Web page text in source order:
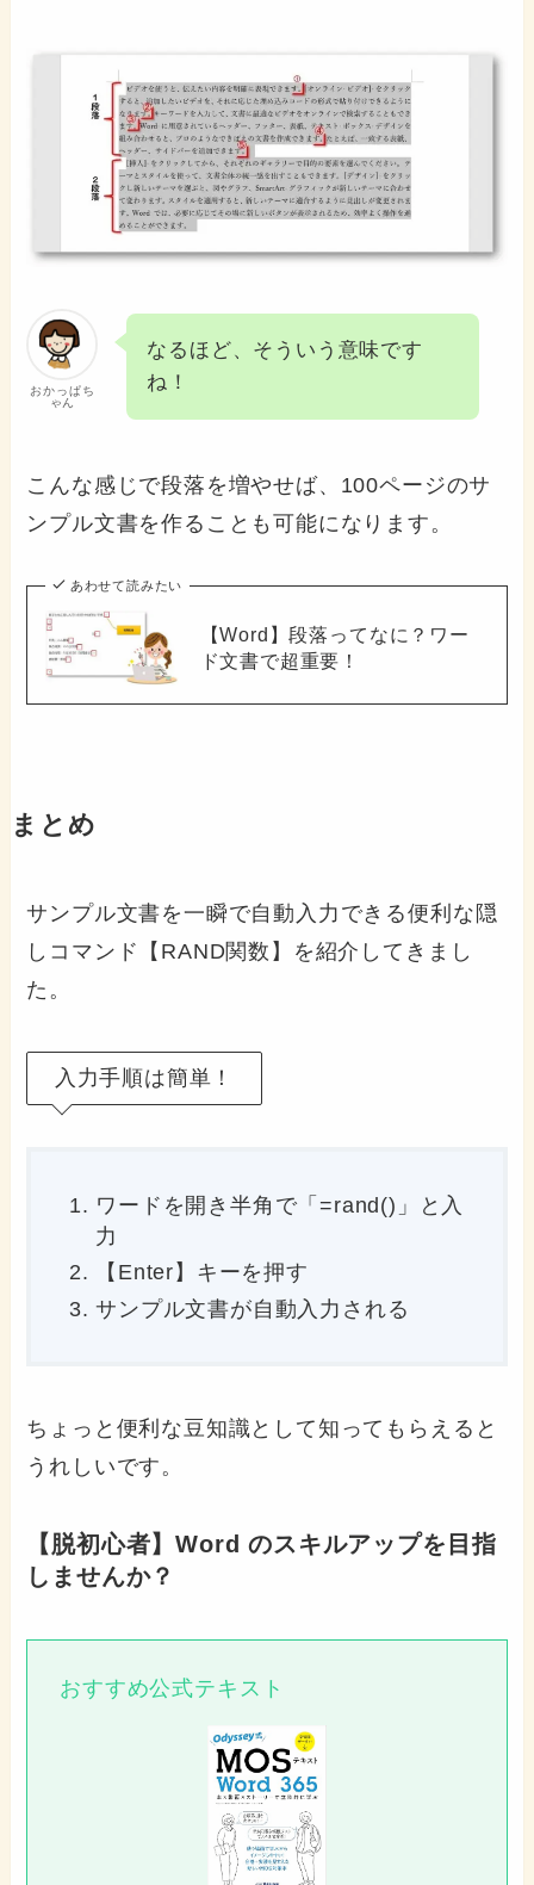
おかっぱち
ゃん
なるほど、そういう意味です
ね！
こんな感じで段落を増やせば、100ページのサ
ンプル文書を作ることも可能になります。
あわせて読みたい
【Word】段落ってなに？ワー
ド文書で超重要！
まとめ
サンプル文書を一瞬で自動入力できる便利な隠
しコマンド【RAND関数】を紹介してきまし
た。
入力手順は簡単！
ワードを開き半角で「=rand()」と入
力
【Enter】キーを押す
サンプル文書が自動入力される
ちょっと便利な豆知識として知ってもらえると
うれしいです。
【脱初心者】Word のスキルアップを目指
しませんか？
おすすめ公式テキスト